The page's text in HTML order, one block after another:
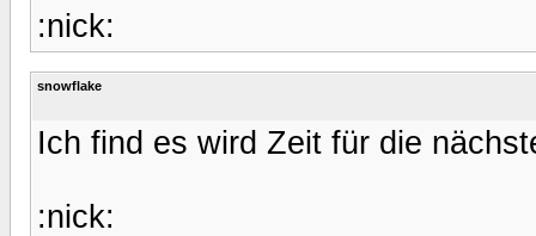
:nick:
snowflake
Ich find es wird Zeit für die
:nick: